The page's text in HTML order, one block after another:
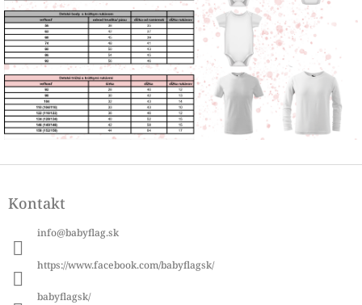
pKontakt
info@babyflag.sk
https://www.facebook.com/babyflagsk/
babyflagsk/